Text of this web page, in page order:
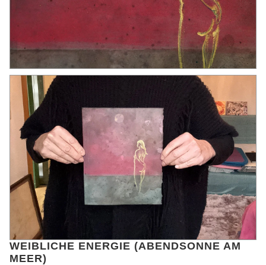
WEIBLICHE ENERGIE (ABENDSONNE AM
MEER)